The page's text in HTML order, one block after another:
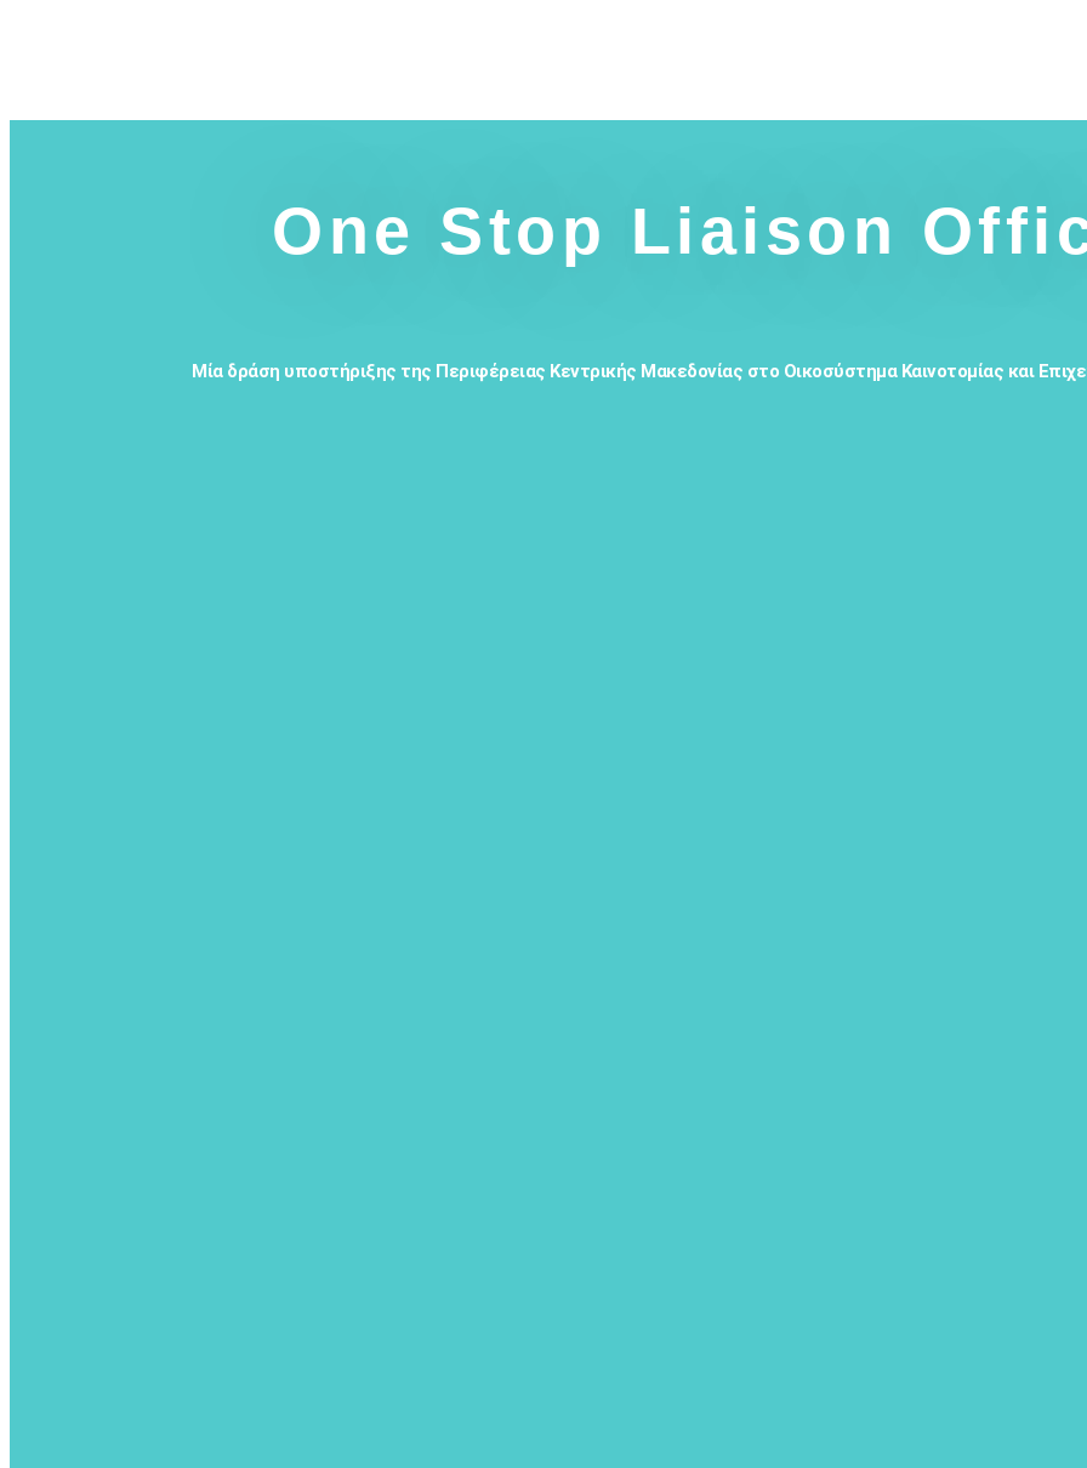
One Stop Liaison
Μία δράση υποστήριξης της Περιφέρειας Κεντρικής Μακεδονίας στο Οικοσύστημα Καινοτομίας και